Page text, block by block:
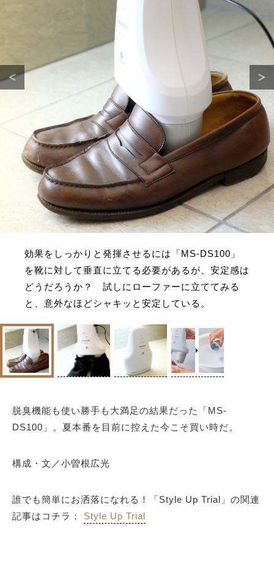
効果をしっかりと発揮させるには「MS-DS100」
を靴に対して垂直に立てる必要があるが、安定感は
どうだろうか？ 試しにローファーに立ててみる
と、意外なほどシャキッと安定している。
脱臭機能も使い勝手も大満足の結果だった「MS-
DS100」。夏本番を目前に控えた今こそ買い時だ。
構成・文／小曽根広光
誰でも簡単にお洒落になれる！「Style Up Trial」の関連
記事はコチラ： Style Up Trial